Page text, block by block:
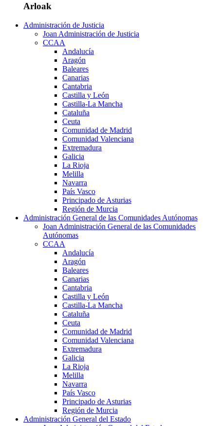
Arloak
Administración de Justicia
Joan Administración de Justicia
CCAA
Andalucía
Aragón
Baleares
Canarias
Cantabria
Castilla y León
Castilla-La Mancha
Cataluña
Ceuta
Comunidad de Madrid
Comunidad Valenciana
Extremadura
Galicia
La Rioja
Melilla
Navarra
País Vasco
Principado de Asturias
Región de Murcia
Administración General de las Comunidades Autónomas
Joan Administración General de las Comunidades
Autónomas
CCAA
Andalucía
Aragón
Baleares
Canarias
Cantabria
Castilla y León
Castilla-La Mancha
Cataluña
Ceuta
Comunidad de Madrid
Comunidad Valenciana
Extremadura
Galicia
La Rioja
Melilla
Navarra
País Vasco
Principado de Asturias
Región de Murcia
Administración General del Estado